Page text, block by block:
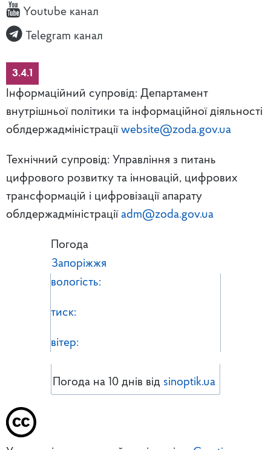
Youtube канал
Telegram канал
3.4.1
Інформаційний супровід: Департамент
внутрішньої політики та інформаційної діяльності
облдержадміністрації website@zoda.gov.ua
Технічний супровід: Управління з питань
цифрового розвитку та інновацій, цифрових
трансформацій і цифровізації апарату
облдержадміністрації adm@zoda.gov.ua
Погода
Запоріжжя
вологість:
тиск:
вітер:
Погода на 10 днів від sinoptik.ua